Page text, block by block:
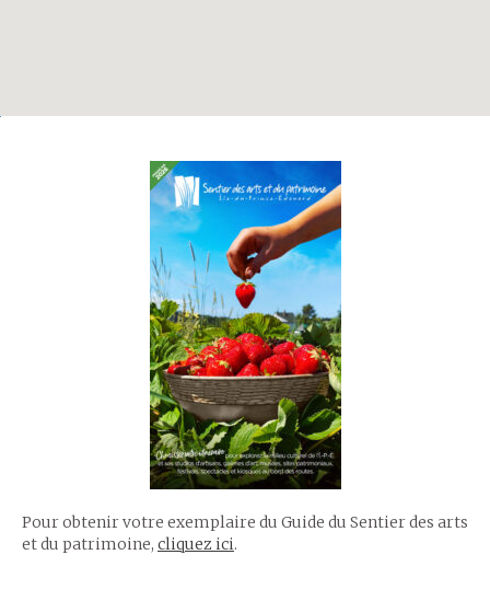
Pour obtenir votre exemplaire du Guide du Sentier des arts
et du patrimoine, cliquez ici.